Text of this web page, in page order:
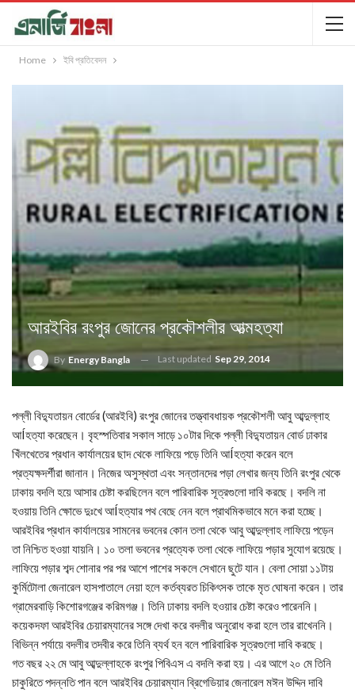
Home ইবি প্রতিবেদন
আরইবির রংপুর জোনের প্রকৌশলীর আত্মহত্যা
By Energy Bangla Last updated Sep 29, 2014
পল্লী বিদ্যুতায়ন বোর্ডের (আরইবি) রংপুর জোনের তত্ত্বাবধায়ক প্রকৌশলী আবু আব্দুল্লাহ
আÍহত্যা করেছেন। বৃহস্পতিবার সকাল সাড়ে ১০টার দিকে পল্লী বিদ্যুতায়ন বোর্ড ঢাকার
খিঁলখেতের প্রধান কার্যালয়ের ছাদ থেকে লাফিয়ে পড়ে তিনি আÍহত্যা করেন বলে
প্রত্যক্ষদর্শীরা জানান। নিজের অসুস্থতা এবং সন্তানদের পড়া লেখার জন্য তিনি রংপুর থেকে
ঢাকায় বদলি হয়ে আসার চেষ্টা করছিলেন বলে পারিবারিক সূত্রগুলো দাবি করছে। বদলি না
হওয়ায় তিনি ক্ষোভে দুঃখে আÍহত্যার পথ বেছে নেন বলে প্রাথমিকভাবে মনে করা হচ্ছে।
আরইবির প্রধান কার্যালয়ের সামনের ভবনের কোন তলা থেকে আবু আব্দুল্লাহ লাফিয়ে পড়েন
তা নিশ্চিত হওয়া যায়নি। ১০ তলা ভবনের প্রত্যেক তলা থেকে লাফিয়ে পড়ার সুযোগ রয়েছে।
লাফিয়ে পড়ার শব্দ শোনার পর পর আশে পাশের সকলে সেখানে ছুটে যান। বেলা সোয়া ১১টায়
কুর্মিটোলা জেনারেল হাসপাতালে নেয়া হলে কর্তব্যরত চিকিৎসক তাকে মৃত ঘোষনা করেন। তার
গ্রামেরবাড়ি কিশোরগঞ্জের করিমগঞ্জ। তিনি ঢাকায় বদলি হওয়ার চেষ্টা করেও পারেননি।
কয়েকদফা আরইবির চেয়ারম্যানের সঙ্গে দেখা করে বদলীর অনুরোধ করা হলে তার রাখেননি।
বিভিন্ন পর্যায়ে বদলীর তদবীর করে তিনি ব্যর্থ হন বলে পারিবারিক সূত্রগুলো দাবি করছে।
গত বছর ২২ মে আবু আব্দুল্লাহকে রংপুর পিবিএস এ বদলি করা হয়। এর আগে ২০ মে তিনি
চাকুরিতে পদন্নতি পান বলে আরইবির চেয়ারম্যান ব্রিগেডিয়ার জেনারেল মঈন উদ্দিন দাবি